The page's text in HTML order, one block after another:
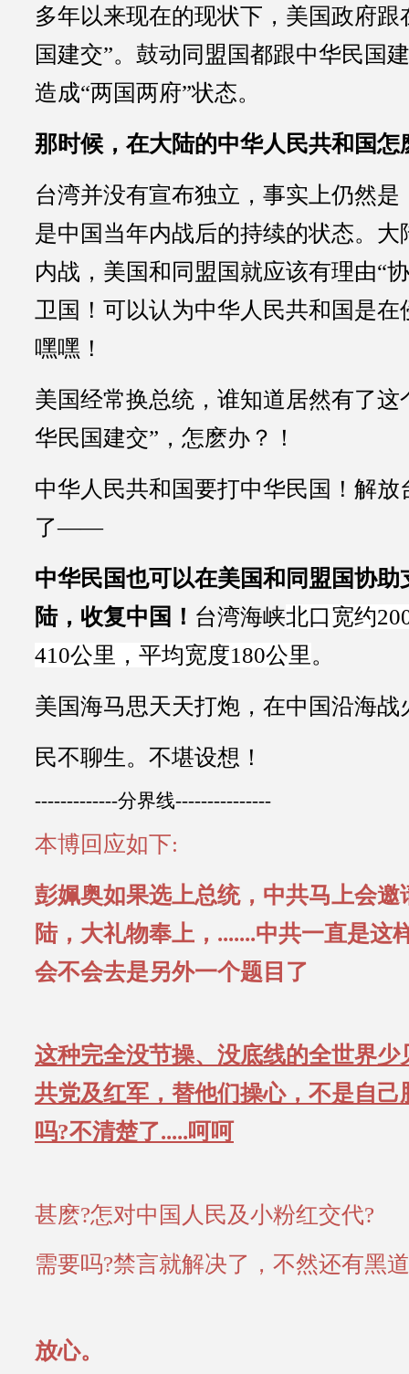
多年以来现在的现状下，美国政府跟
国建交”。鼓动同盟国都跟中华民国
造成“两国两府”状态。
那时候，在大陆的中华人民共和国怎
台湾并没有宣布独立，事实上仍然是
是中国当年内战后的持续的状态。大
内战，美国和同盟国就应该有理由“
卫国！可以认为中华人民共和国是在
嘿嘿！
美国经常换总统，谁知道居然有了这
华民国建交”，怎麽办？！
中华人民共和国要打中华民国！解放
了——
中华民国也可以在美国和同盟国协助
陆，收复中国！ 台湾海峡北口宽约
410公里，平均宽度180公里。
美国海马思天天打炮，在中国沿海战
民不聊生。不堪设想！
-------------分界线---------------
本博回应如下:
彭姵奥如果选上总统，中共马上会邀
陆，大礼物奉上，.......中共一直是这
会不会去是另外一个题目了
这种完全没节操、没底线的全世界少
共党及红军，替他们操心，不是自己
吗?不清楚了.....呵呵
甚麽?怎对中国人民及小粉红交代?
需要吗?禁言就解决了，不然还有黑
放心。